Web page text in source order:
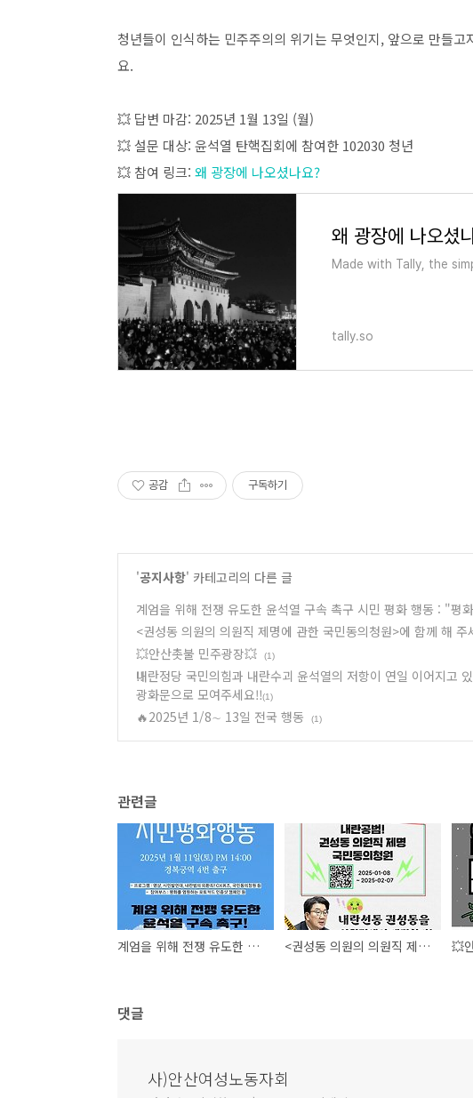
청년들이 인식하는 민주주의의 위기는 무엇인지, 앞으로 만들
요.
💥 답변 마감: 2025년 1월 13일 (월)
💥 설문 대상: 윤석열 탄핵집회에 참여한 102030 청년
💥 참여 링크: 왜 광장에 나오셨나요?
왜 광장에 나오셨
Made with Tally, the
tally.so
공감 구독하기
'공지사항' 카테고리의 다른 글
계엄을 위해 전쟁 유도한 윤석열 구속 촉구 시민 평화 행동 : "평
<권성동 의원의 의원직 제명에 관한 국민동의청원>에 함께 해 주
💥안산촛불 민주광장💥 (1)
‼️내란정당 국민의힘과 내란수괴 윤석열의 저항이 연일 이어지고
광화문으로 모여주세요‼️
(1)
🔥2025년 1/8∼ 13일 전국 행동 (1)
관련글
계엄을 위해 전쟁 유도한 윤석열 구속 촉구 시민 평화 행동 : "평화를 시민의 것으로” <권성동 의원의 의원직 제명에 관한 국민동의청원>에 함께 해 주세요!! 💥
댓글
사)안산여성노동자회